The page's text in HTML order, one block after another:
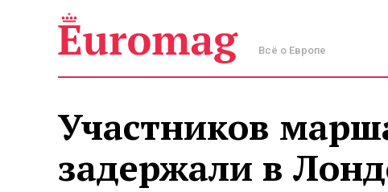
Всё о Европе
Участников
задержали в